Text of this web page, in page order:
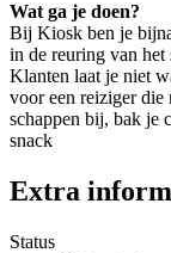
Wat ga je doen?
Bij Kiosk ben je
in de reuring van het
Klanten laat je niet
voor een reiziger die
schappen bij, bak je
snack
Extra
Status